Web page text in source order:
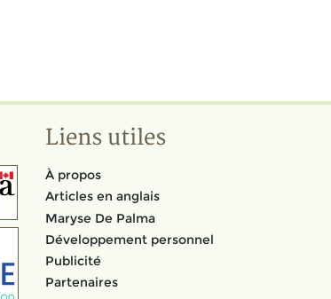
Liens utiles
À propos
Articles en anglais
Maryse De Palma
Développement personnel
Publicité
Partenaires